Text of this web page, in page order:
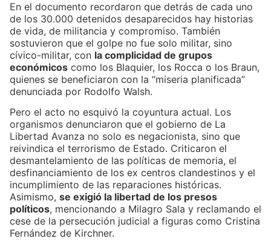
En el documento recordaron que detrás de cada uno
de los 30.000 detenidos desaparecidos hay historias
de vida, de militancia y compromiso. También
sostuvieron que el golpe no fue solo militar, sino
cívico-militar, con la complicidad de grupos
económicos como los Blaquier, los Rocca o los Braun,
quienes se beneficiaron con la “miseria planificada”
denunciada por Rodolfo Walsh.
Pero el acto no esquivó la coyuntura actual. Los
organismos denunciaron que el gobierno de La
Libertad Avanza no solo es negacionista, sino que
reivindica el terrorismo de Estado. Criticaron el
desmantelamiento de las políticas de memoria, el
desfinanciamiento de los ex centros clandestinos y el
incumplimiento de las reparaciones históricas.
Asimismo, se exigió la libertad de los presos
políticos, mencionando a Milagro Sala y reclamando el
cese de la persecución judicial a figuras como Cristina
Fernández de Kirchner.